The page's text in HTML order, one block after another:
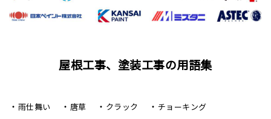
屋根工事、塗装工事の用語集
雨仕舞い 唐草 クラック
チョーキング